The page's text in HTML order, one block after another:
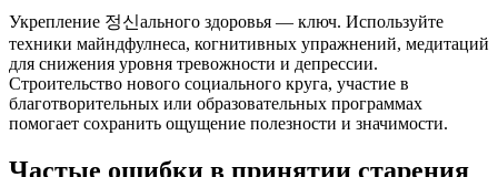
Укрепление 정신ального здоровья — ключ. Используйте
техники майндфулнеса, когнитивных упражнений, медитаций
для снижения уровня тревожности и депрессии.
Строительство нового социального круга, участие в
благотворительных или образовательных программах
помогает сохранить ощущение полезности и значимости.
Частые ошибки в принятии старения